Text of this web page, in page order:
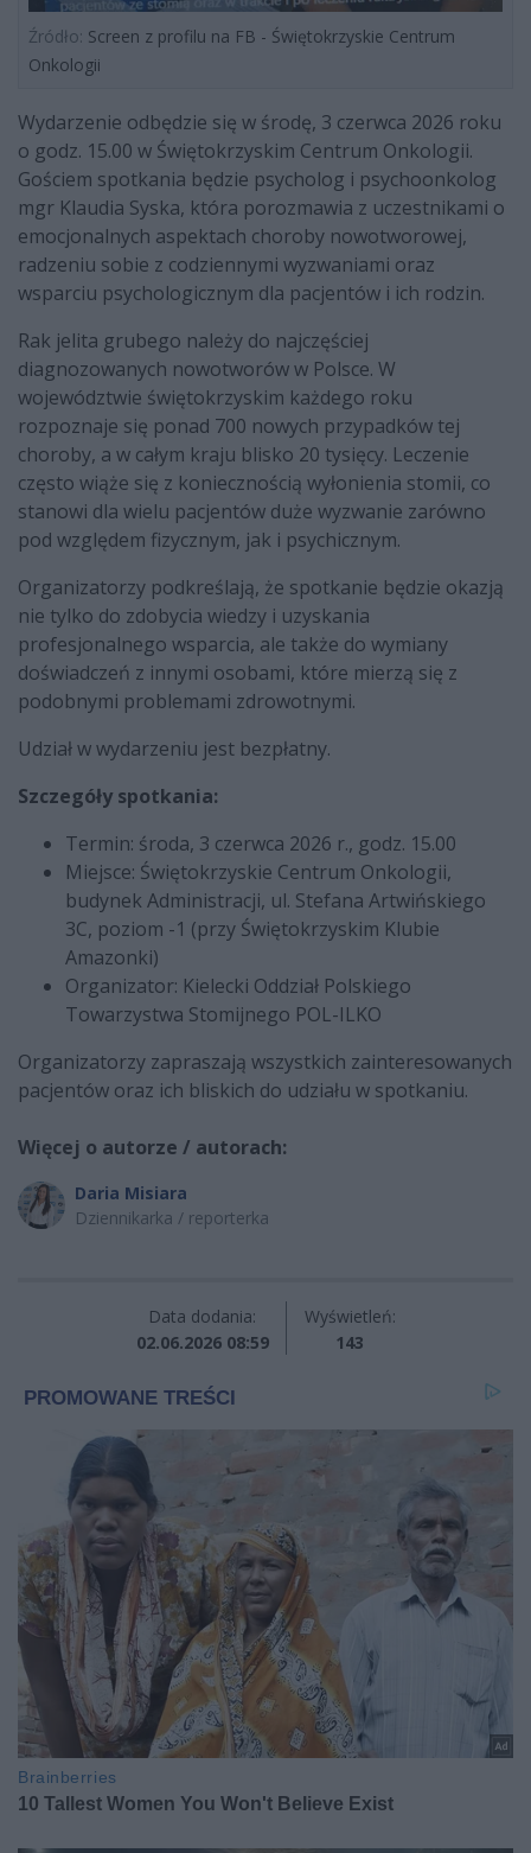
Źródło: Screen z profilu na FB - Świętokrzyskie Centrum
Onkologii
Wydarzenie odbędzie się w środę, 3 czerwca 2026 roku
o godz. 15.00 w Świętokrzyskim Centrum Onkologii.
Gościem spotkania będzie psycholog i psychoonkolog
mgr Klaudia Syska, która porozmawia z uczestnikami o
emocjonalnych aspektach choroby nowotworowej,
radzeniu sobie z codziennymi wyzwaniami oraz
wsparciu psychologicznym dla pacjentów i ich rodzin.
Rak jelita grubego należy do najczęściej
diagnozowanych nowotworów w Polsce. W
województwie świętokrzyskim każdego roku
rozpoznaje się ponad 700 nowych przypadków tej
choroby, a w całym kraju blisko 20 tysięcy. Leczenie
często wiąże się z koniecznością wyłonienia stomii, co
stanowi dla wielu pacjentów duże wyzwanie zarówno
pod względem fizycznym, jak i psychicznym.
Organizatorzy podkreślają, że spotkanie będzie okazją
nie tylko do zdobycia wiedzy i uzyskania
profesjonalnego wsparcia, ale także do wymiany
doświadczeń z innymi osobami, które mierzą się z
podobnymi problemami zdrowotnymi.
Udział w wydarzeniu jest bezpłatny.
Szczegóły spotkania:
Termin: środa, 3 czerwca 2026 r., godz. 15.00
Miejsce: Świętokrzyskie Centrum Onkologii,
budynek Administracji, ul. Stefana Artwińskiego
3C, poziom -1 (przy Świętokrzyskim Klubie
Amazonki)
Organizator: Kielecki Oddział Polskiego
Towarzystwa Stomijnego POL-ILKO
Organizatorzy zapraszają wszystkich zainteresowanych
pacjentów oraz ich bliskich do udziału w spotkaniu.
Więcej o autorze / autorach:
Daria Misiara
Dziennikarka / reporterka
Data dodania:
02.06.2026 08:59
Wyświetleń:
143